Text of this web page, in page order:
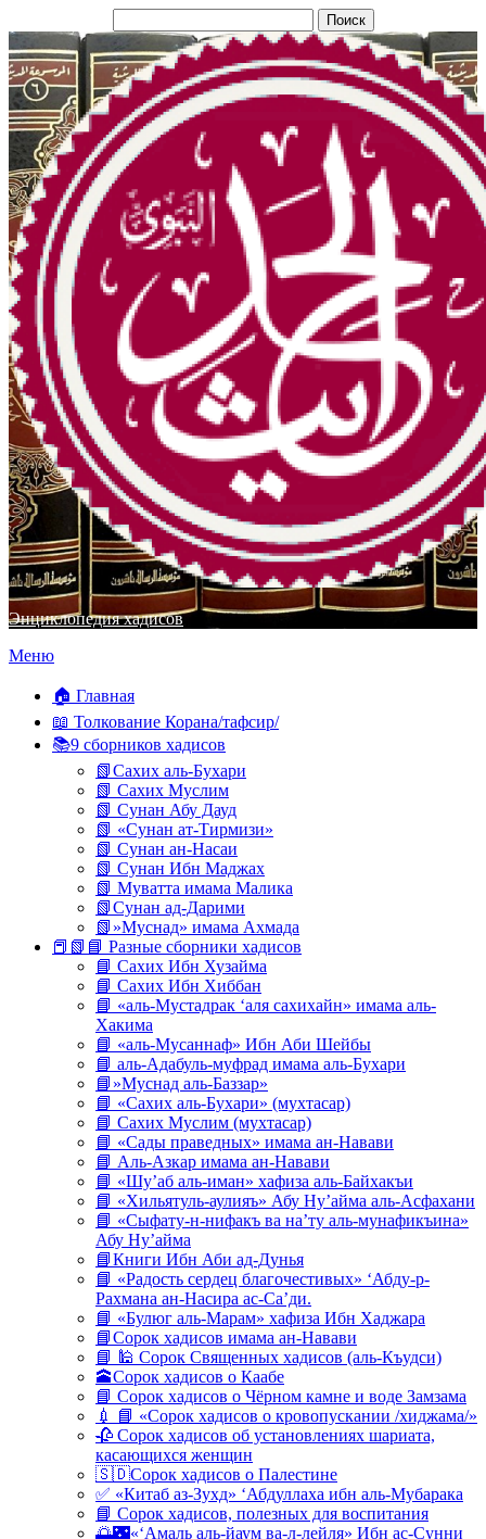
Энциклопедия хадисов
Перейти
содержимому
Меню
🏠 Главная
📖 Толкование Корана/тафсир/
📚9 сборников хадисов
📗Сахих аль-Бухари
📗 Сахих Муслим
📗 Сунан Абу Дауд
📗 «Сунан ат-Тирмизи»
📗 Сунан ан-Насаи
📗 Сунан Ибн Маджах
📗 Муватта имама Малика
📗Сунан ад-Дарими
📗»Муснад» имама Ахмада
📕📗📘 Разные сборники хадисов
📘 Сахих Ибн Хузайма
📘 Сахих Ибн Хиббан
📘 «аль-Мустадрак ‘аля сахихайн» имама аль-
Хакима
📘 «аль-Мусаннаф» Ибн Аби Шейбы
📘 аль-Адабуль-муфрад имама аль-Бухари
📘»Муснад аль-Баззар»
📘 «Сахих аль-Бухари» (мухтасар)
📘 Сахих Муслим (мухтасар)
📘 «Сады праведных» имама ан-Навави
📘 Аль-Азкар имама ан-Навави
📘 «Шу’аб аль-иман» хафиза аль-Байхакъи
📘 «Хильятуль-аулияъ» Абу Ну’айма аль-Асфахани
📘 «Сыфату-н-нифакъ ва на’ту аль-мунафикъина»
Абу Ну’айма
📘Книги Ибн Аби ад-Дунья
📘 «Радость сердец благочестивых» ‘Абду-р-
Рахмана ан-Насира ас-Са’ди.
📘 «Булюг аль-Марам» хафиза Ибн Хаджара
📘Сорок хадисов имама ан-Навави
📘 🕌 Сорок Священных хадисов (аль-Къудси)
🕋Сорок хадисов о Каабе
📘 Сорок хадисов о Чёрном камне и воде Замзама
💉 📘 «Сорок хадисов о кровопускании /хиджама/»
🥀 Сорок хадисов об установлениях шариата,
касающихся женщин
🇸🇩Сорок хадисов о Палестине
✅ «Китаб аз-Зухд» ‘Абдуллаха ибн аль-Мубарака
📘 Сорок хадисов, полезных для воспитания
🌅🌃«‘Амаль аль-йаум ва-л-лейля» Ибн ас-Сунни